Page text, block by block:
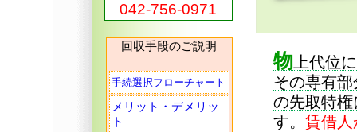
042-756-0971
回収手段のご説明
手続選択フローチャート
メリット・デメリッ
ト
物 上代位
その専有
の先取特
す。 賃借人